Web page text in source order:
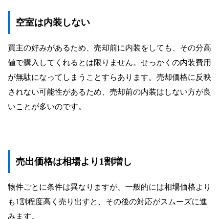
空室は内装しない
買主の好みがあるため、売却前に内装をしても、その分高
値で購入してくれるとは限りません。せっかくの内装費用
が無駄になってしまうことすらあります。売却価格に反映
されない可能性があるため、売却前の内装はしない方が良
いことが多いのです。
売出価格は相場より1割増し
物件ごとに条件は異なりますが、一般的には相場価格より
も1割程度高く売り出すと、その後の対応がスムーズに進
みます。